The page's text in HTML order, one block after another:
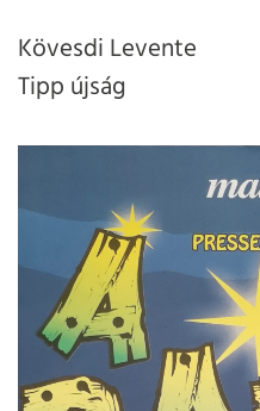
Kövesdi Levente
Tipp újság